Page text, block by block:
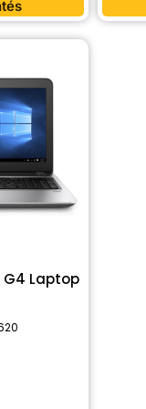
G4 Laptop